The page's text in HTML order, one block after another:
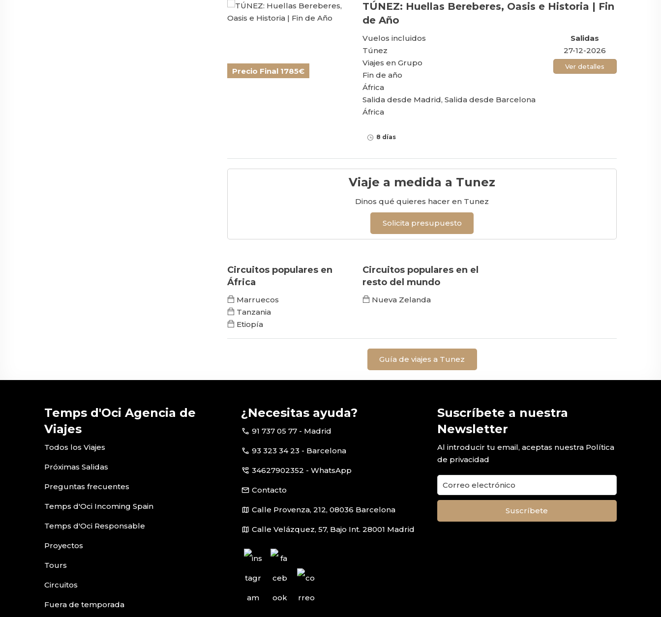
Precio Final 1785€
TÚNEZ: Huellas Bereberes, Oasis e Historia | Fin
de Año
Vuelos incluidos
Túnez
Viajes en Grupo
Fin de año
África
Salida desde Madrid, Salida desde Barcelona
África
8 días
Salidas
27-12-2026
Ver detalles
Viaje a medida a Tunez
Dinos qué quieres hacer en Tunez
Solicita presupuesto
Circuitos populares en
África
Marruecos
Tanzania
Etiopía
Circuitos populares en el
resto del mundo
Nueva Zelanda
Guía de viajes a Tunez
Temps d'Oci Agencia de
Viajes
Todos los Viajes
Próximas Salidas
Preguntas frecuentes
Temps d'Oci Incoming Spain
Temps d'Oci Responsable
Proyectos
Tours
Circuitos
Fuera de temporada
¿Necesitas ayuda?
call 91 737 05 77 - Madrid
call 93 323 34 23 - Barcelona
perm_phone_msg 34627902352 - WhatsApp
email Contacto
map Calle Provenza, 212, 08036 Barcelona
map Calle Velázquez, 57, Bajo Int. 28001 Madrid
Suscríbete a nuestra
Newsletter
Al introducir tu email, aceptas nuestra Política
de privacidad